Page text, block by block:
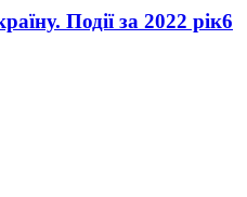
Події за 2022 рік6